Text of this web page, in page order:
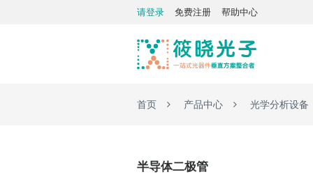
请登录 免费注册 帮助中心
首页 产品中心 光学分析设备
半导体二极管